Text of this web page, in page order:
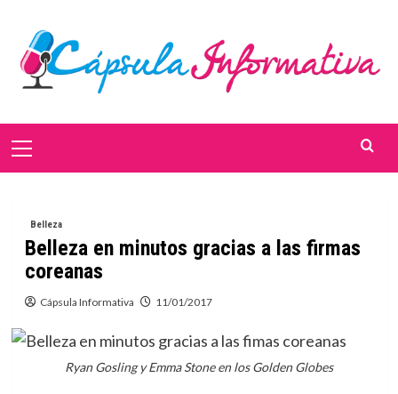
contenido
Menú
Belleza
Belleza en minutos gracias a las firmas
coreanas
Cápsula Informativa 11/01/2017
Ryan Gosling y Emma Stone en los Golden Globes